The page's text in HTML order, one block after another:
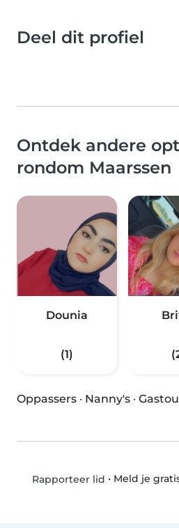
Deel dit profiel
Ontdek andere
rondom Maarssen
Dounia
(1)
Oppassers · Nanny's ·
Rapporteer lid • Meld je